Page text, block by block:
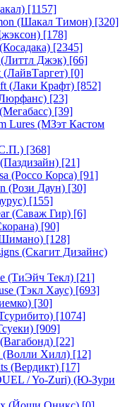
[1157]
(Шакал Тимон) [320]
[178]
[2345]
Джэк) [66]
[0]
(Лаки Крафт) [852]
[23]
[39]
Lures (МЗэт Кастом
[368]
[21]
(Россо Корса) [91]
(Рози Даун) [30]
[155]
(Саваж Гир) [6]
[90]
[128]
(Скагит Дизайнс)
(ТиЭйч Текл) [21]
(Тэкл Хаус) [693]
[30]
[1074]
[909]
[22]
(Волли Хилл) [12]
(Вердикт) [17]
/ Yo-Zuri) (Ю-Зури